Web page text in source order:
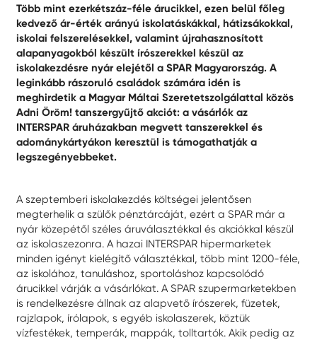
Több mint ezerkétszáz-féle árucikkel, ezen belül főleg
kedvező ár-érték arányú iskolatáskákkal, hátizsákokkal,
iskolai felszerelésekkel, valamint újrahasznosított
alapanyagokból készült írószerekkel készül az
iskolakezdésre nyár elejétől a SPAR Magyarország. A
leginkább rászoruló családok számára idén is
meghirdetik a Magyar Máltai Szeretetszolgálattal közös
Adni Öröm! tanszergyűjtő akciót: a vásárlók az
INTERSPAR áruházakban megvett tanszerekkel és
adománykártyákon keresztül is támogathatják a
legszegényebbeket.
A szeptemberi iskolakezdés költségei jelentősen
megterhelik a szülők pénztárcáját, ezért a SPAR már a
nyár közepétől széles áruválasztékkal és akciókkal készül
az iskolaszezonra. A hazai INTERSPAR hipermarketek
minden igényt kielégítő választékkal, több mint 1200-féle,
az iskolához, tanuláshoz, sportoláshoz kapcsolódó
árucikkel várják a vásárlókat. A SPAR szupermarketekben
is rendelkezésre állnak az alapvető írószerek, füzetek,
rajzlapok, írólapok, s egyéb iskolaszerek, köztük
vízfestékek, temperák, mappák, tolltartók. Akik pedig az